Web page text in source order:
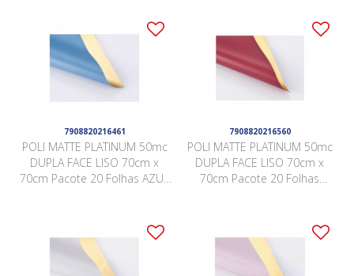
7908820216461
POLI MATTE PLATINUM 50mc
DUPLA FACE LISO 70cm x
70cm Pacote 20 Folhas AZUL
7908820216560
POLI MATTE PLATINUM 50mc
DUPLA FACE LISO 70cm x
70cm Pacote 20 Folhas